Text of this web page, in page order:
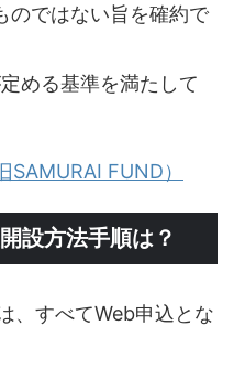
のではない旨を確約で
める基準を満たして
SAMURAI FUND）
設方法手順は？
、すべてWeb申込とな